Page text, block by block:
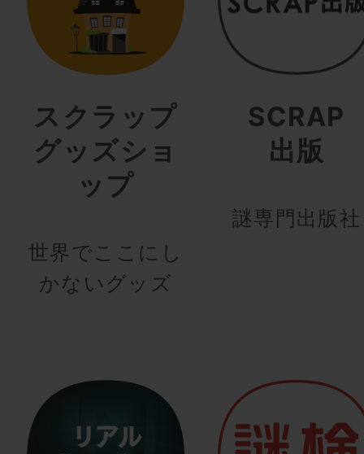
スクラップ
グッズショ
ップ
世界でここにし
かないグッズ
SCRAP
出版
謎専門出版社